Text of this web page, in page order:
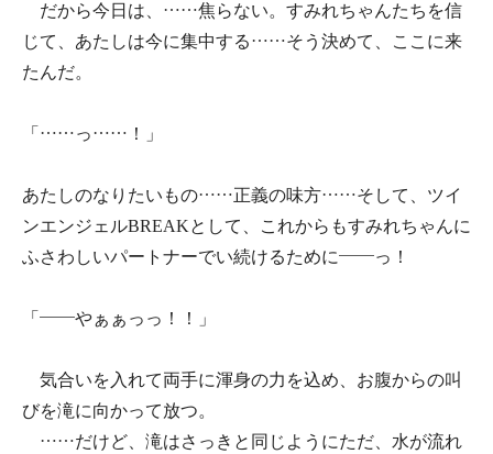
だから今日は、……焦らない。すみれちゃんたちを信
じて、あたしは今に集中する……そう決めて、ここに来
たんだ。
「……っ……！」
あたしのなりたいもの……正義の味方……そして、ツイ
ンエンジェルBREAKとして、これからもすみれちゃんに
ふさわしいパートナーでい続けるために――っ！
「――やぁぁっっ！！」
気合いを入れて両手に渾身の力を込め、お腹からの叫
びを滝に向かって放つ。
……だけど、滝はさっきと同じようにただ、水が流れ